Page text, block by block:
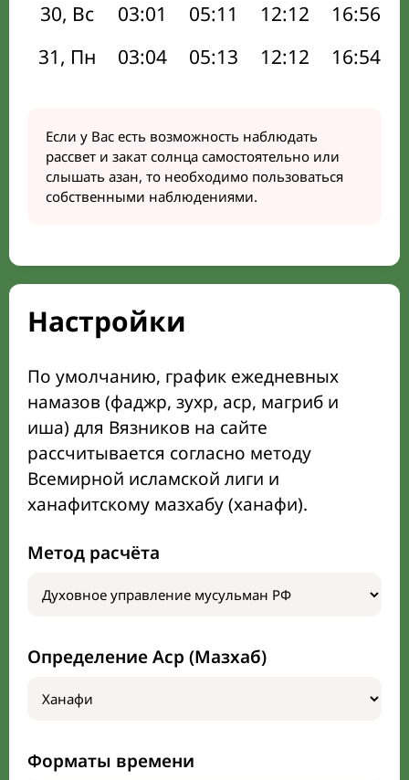
30, Вс
03:01 05:11 12:12 16:56
31, Пн
03:04 05:13 12:12 16:54
Если у Вас есть возможность наблюдать
рассвет и закат солнца самостоятельно или
слышать азан, то необходимо пользоваться
собственными наблюдениями.
Настройки
По умолчанию, график ежедневных
намазов (фаджр, зухр, аср, магриб и
иша) для Вязников на сайте
рассчитывается согласно методу
Всемирной исламской лиги и
ханафитскому мазхабу (ханафи).
Метод расчёта
Определение Аср (Мазхаб)
Форматы времени